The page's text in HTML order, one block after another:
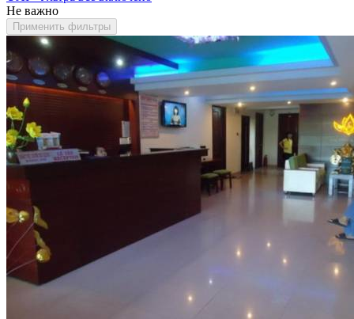
Не важно
Применить фильтры